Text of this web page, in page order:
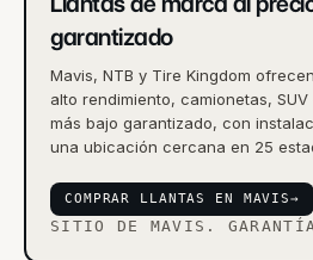
garantizado
Mavis, NTB y Tire Kingdom
alto rendimiento, camionetas,
más bajo garantizado, con
una ubicación cercana en 25
COMPRAR LLANTAS EN MAVIS→
SITIO DE MAVIS.